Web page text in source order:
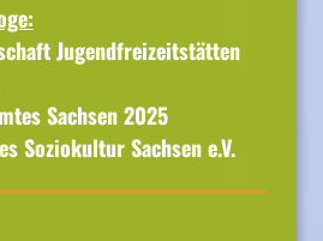
Jugendfreizeitstätten
Sachsen 2025
Soziokultur Sachsen e.V.